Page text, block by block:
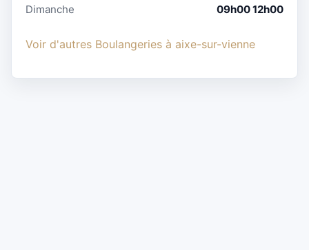
Dimanche
09h00 12h00
Voir d'autres Boulangeries à aixe-sur-vienne